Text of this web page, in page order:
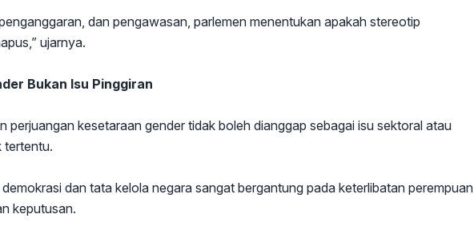
dan pengawasan, parlemen menentukan apakah stereotip
ujarnya.
Bukan Isu Pinggiran
perjuangan kesetaraan gender tidak boleh dianggap sebagai isu sektoral atau
tertentu.
dan tata kelola negara sangat bergantung pada keterlibatan perempuan
keputusan.